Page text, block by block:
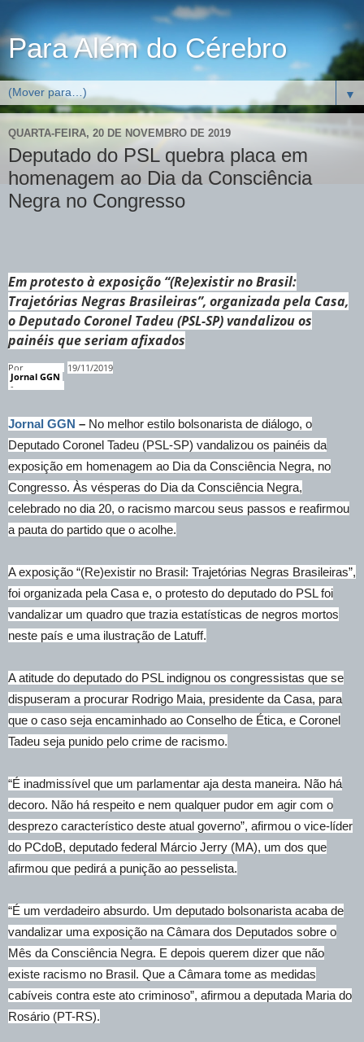
Para Além do Cérebro
▼
QUARTA-FEIRA, 20 DE NOVEMBRO DE 2019
Deputado do PSL quebra placa em
homenagem ao Dia da Consciência
Negra no Congresso
Em protesto à exposição “(Re)existir no Brasil:
Trajetórias Negras Brasileiras”, organizada pela Casa,
o Deputado Coronel Tadeu (PSL-SP) vandalizou os
painéis que seriam afixados
Por
Jornal GGN
-
19/11/2019
Jornal GGN – No melhor estilo bolsonarista de diálogo, o
Deputado Coronel Tadeu (PSL-SP) vandalizou os painéis da
exposição em homenagem ao Dia da Consciência Negra, no
Congresso. Às vésperas do Dia da Consciência Negra,
celebrado no dia 20, o racismo marcou seus passos e reafirmou
a pauta do partido que o acolhe.
A exposição “(Re)existir no Brasil: Trajetórias Negras Brasileiras”,
foi organizada pela Casa e, o protesto do deputado do PSL foi
vandalizar um quadro que trazia estatísticas de negros mortos
neste país e uma ilustração de Latuff.
A atitude do deputado do PSL indignou os congressistas que se
dispuseram a procurar Rodrigo Maia, presidente da Casa, para
que o caso seja encaminhado ao Conselho de Ética, e Coronel
Tadeu seja punido pelo crime de racismo.
“É inadmissível que um parlamentar aja desta maneira. Não há
decoro. Não há respeito e nem qualquer pudor em agir com o
desprezo característico deste atual governo”, afirmou o vice-líder
do PCdoB, deputado federal Márcio Jerry (MA), um dos que
afirmou que pedirá a punição ao pesselista.
“É um verdadeiro absurdo. Um deputado bolsonarista acaba de
vandalizar uma exposição na Câmara dos Deputados sobre o
Mês da Consciência Negra. E depois querem dizer que não
existe racismo no Brasil. Que a Câmara tome as medidas
cabíveis contra este ato criminoso”, afirmou a deputada Maria do
Rosário (PT-RS).